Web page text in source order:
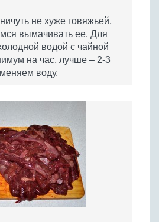
не хуже говяжьей,
вымачивать ее. Для
водой с чайной
на час, лучше – 2-3
воду.